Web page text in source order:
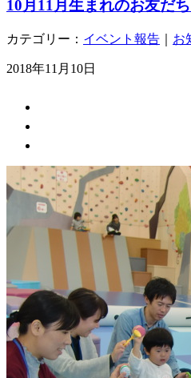
10月11月生まれのお友だ
カテゴリー： イベント報告 お
2018年11月10日